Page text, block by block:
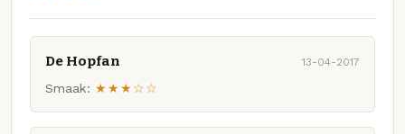
De Hopfan 13-04-2017
Smaak: ★★★☆☆